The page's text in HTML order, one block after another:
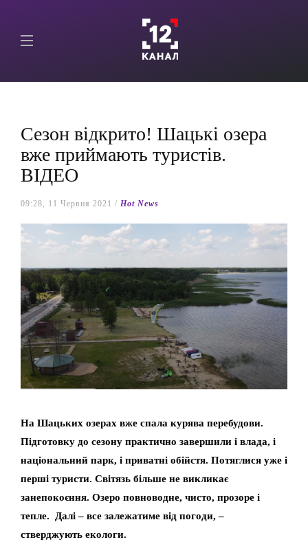
Сезон відкрито! Шацькі озера
вже приймають туристів.
ВІДЕО
09:28, 11 Червня 2021 / Hot News
На Шацьких озерах вже спала курява перебудови.
Підготовку до сезону практично завершили і влада, і
національний парк, і приватні обійстя. Потяглися уже і
перші туристи. Світязь більше не викликає
занепокоєння. Озеро повноводне, чисто, прозоре і
тепле. Далі – все залежатиме від погоди, –
стверджують екологи.